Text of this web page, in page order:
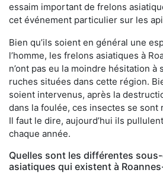
essaim important de frelons
cet événement particulier sur les
Bien qu’ils soient en général une
l’homme, les frelons asiatiques à
n’ont pas eu la moindre hésitation à
ruches situées dans cette région.
soient intervenus, après la
dans la foulée, ces insectes se sont
Il faut le dire, aujourd’hui ils
chaque année.
Quelles sont les différentes
asiatiques qui existent à